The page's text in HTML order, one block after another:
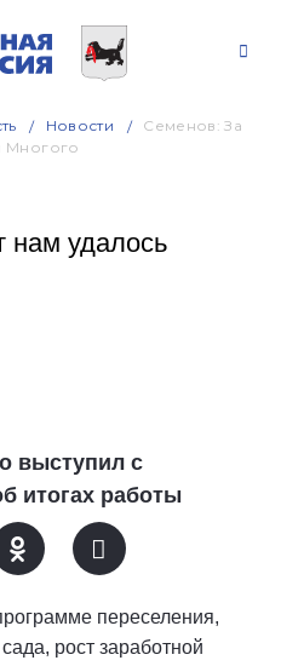
Новости
Семенов: За
Многого
нам удалось
выступил с
итогах работы
переселения,
рост заработной